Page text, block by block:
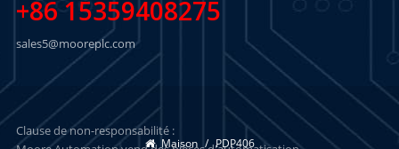
Maison / PDP406
+86 15359408275
sales5@mooreplc.com
Clause de non-responsabilité :